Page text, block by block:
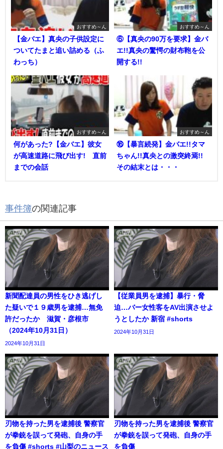
おすすめ～ん
【金バエ】真央の子供設定に
ついてたまと追い詰める（ふ
わっち）
おすすめ～ん
⑥【真央の90万を要求】金バ
エ!!真央の驚愕の財布鞄を公
開する!!
おすすめ～ん
何があった?【金バエ】彼女
が高速道路に飛び出す! 直前
までの会話
おすすめ～ん
⑯【暴言続発】金バエ!!タマ
ちゃん!!真央との激突終焉!!
その結末とは・・・
事件簿の関連記事
新聞配達員の男性をひき逃げし
た疑いで１９歳男を逮捕…無免
許だったか 滋賀・彦根市
（2024年10月31日）
2024年10月31日
【従業員男を逮捕】暴行・脅
迫…バー女性客をAV出演させよ
うとしたか 新宿 #shorts
2024年10月31日
刃物を持った男を逮捕後 警察官
が拳銃を誤って発砲、自身の手
を負傷 #shorts #山梨のニュース
刃物を持った男を逮捕後 警察官
が拳銃を誤って発砲、自身の手
を負傷